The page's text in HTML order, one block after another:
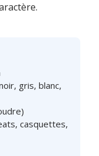
gris, blanc,
casquettes,